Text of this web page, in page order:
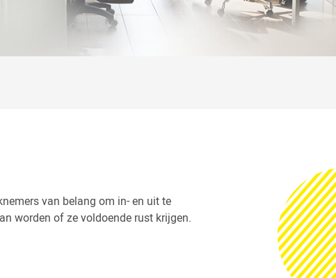
van belang om in- en uit te
worden of ze voldoende rust krijgen.